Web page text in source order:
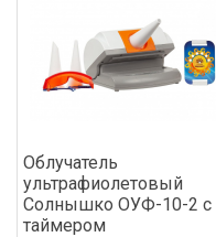
Облучатель
ультрафиолетовый
Солнышко ОУФ-10-2 с
таймером